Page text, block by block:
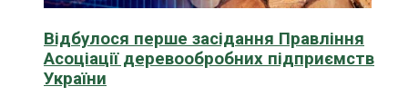
Відбулося перше засідання Правління
Асоціації деревообробних підприємств
України